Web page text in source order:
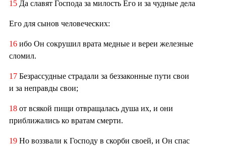
15 Да славят Господа за милость Его и за чудные дела
Его для сынов человеческих:
16 ибо Он сокрушил врата медные и вереи железные
сломил.
17 Безрассудные страдали за беззаконные пути свои
и за неправды свои;
18 от всякой пищи отвращалась душа их, и они
приближались ко вратам смерти.
19 Но воззвали к Господу в скорби своей, и Он спас